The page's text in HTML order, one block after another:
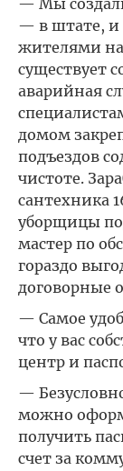
— Мы
— в штате, и
жителями
существует
аварийная
домом
подъездов
чистоте.
сантехника
уборщицы
мастер по
гораздо
договорные
— Самое
что у вас
центр и
—
можно
получить
счет за